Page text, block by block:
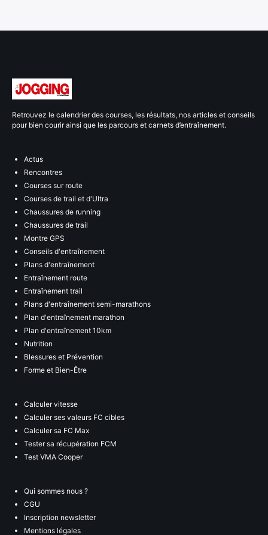
Retrouvez le calendrier des courses, les résultats, nos articles et conseils
pour bien courir ainsi que les parcours et carnets d’entraînement.
Actus
Rencontres
Courses sur route
Courses de trail et d'Ultra
Chaussures de running
Chaussures de trail
Montre GPS
Conseils d'entraînement
Plans d'entraînement
Entraînement route
Entraînement trail
Plans d'entraînement semi-marathons
Plan d'entraînement marathon
Plan d'entraînement 10km
Nutrition
Blessures et Prévention
Forme et Bien-Être
Calculer vitesse
Calculer ses valeurs FC cibles
Calculer sa FC Max
Tester sa récupération FCM
Test VMA Cooper
Qui sommes nous ?
CGU
Inscription newsletter
Mentions légales